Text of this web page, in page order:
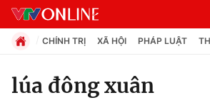
CHÍNH TRỊ XÃ HỘI PHÁP LUẬT
lúa đông xuân